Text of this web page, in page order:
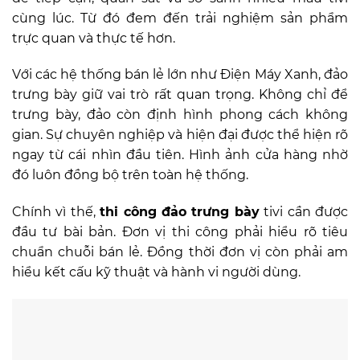
cùng lúc. Từ đó đem đến trải nghiệm sản phẩm
trực quan và thực tế hơn.
Với các hệ thống bán lẻ lớn như Điện Máy Xanh, đảo
trưng bày giữ vai trò rất quan trọng. Không chỉ để
trưng bày, đảo còn định hình phong cách không
gian. Sự chuyên nghiệp và hiện đại được thể hiện rõ
ngay từ cái nhìn đầu tiên. Hình ảnh cửa hàng nhờ
đó luôn đồng bộ trên toàn hệ thống.
Chính vì thế,thi công đảo trưng bàytivi cần được
đầu tư bài bản. Đơn vị thi công phải hiểu rõ tiêu
chuẩn chuỗi bán lẻ. Đồng thời đơn vị còn phải am
hiểu kết cấu kỹ thuật và hành vi người dùng.